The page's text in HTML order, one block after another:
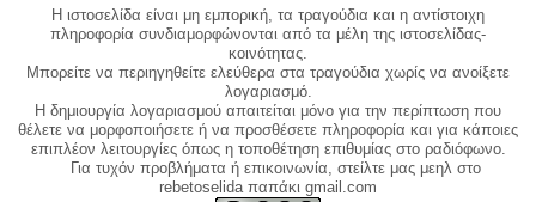
Η ιστοσελίδα είναι μη εμπορική, τα τραγούδια και η αντίστοιχη
πληροφορία συνδιαμορφώνονται από τα μέλη της ιστοσελίδας-
κοινότητας.
Μπορείτε να περιηγηθείτε ελεύθερα στα τραγούδια χωρίς να ανοίξετε
λογαριασμό.
Η δημιουργία λογαριασμού απαιτείται μόνο για την περίπτωση που
θέλετε να μορφοποιήσετε ή να προσθέσετε πληροφορία και για κάποιες
επιπλέον λειτουργίες όπως η τοποθέτηση επιθυμίας στο ραδιόφωνο.
Για τυχόν προβλήματα ή επικοινωνία, στείλτε μας μεηλ στο
rebetoselida παπάκι gmail.com